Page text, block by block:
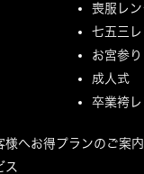
喪服レ
七五三
お宮参
成人式
卒業袴
様へお得プランのご案内
ス